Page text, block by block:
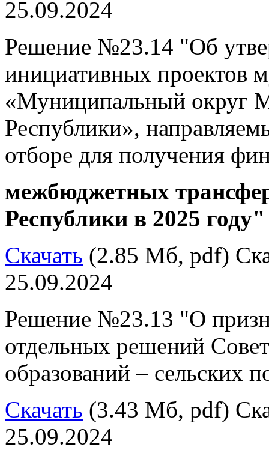
25.09.2024
Решение №23.14 "Об
инициативных проектов
«Муниципальный округ
Республики»,
отборе для получения
межбюджетных
Республики в 2025 году"
Скачать (2.85 Мб, pdf)
25.09.2024
Решение №23.13 "О
отдельных решений
образований – сельских
Скачать (3.43 Мб, pdf)
25.09.2024